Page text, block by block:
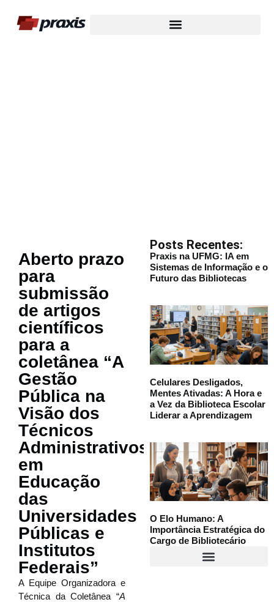
Aberto prazo
para
submissão
de artigos
científicos
para a
coletânea “A
Gestão
Pública na
Visão dos
Técnicos
Administrativos
em
Educação
das
Universidades
Públicas e
Institutos
Federais”
A Equipe Organizadora e
Técnica da Coletânea “A
Posts Recentes:
Praxis na UFMG: IA em
Sistemas de Informação e o
Futuro das Bibliotecas
Celulares Desligados,
Mentes Ativadas: A Hora e
a Vez da Biblioteca Escolar
Liderar a Aprendizagem
O Elo Humano: A
Importância Estratégica do
Cargo de Bibliotecário